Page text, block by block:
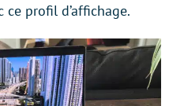
profil d’affichage.